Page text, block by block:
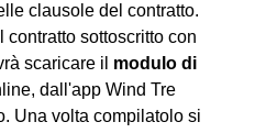
clausole del contratto.
sottoscritto con
scaricare il modulo di
dall'app Wind Tre
Una volta compilatolo si